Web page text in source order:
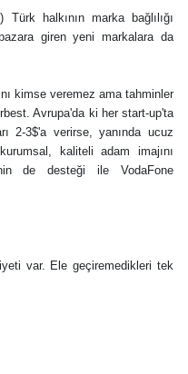
halkının marka bağlılığı
giren yeni markalara da
kimse veremez ama tahminler
Avrupa'da ki her start-up'ta
2-3$'a verirse, yanında ucuz
kaliteli adam imajını
de desteği ile VodaFone
var. Ele geçiremedikleri tek